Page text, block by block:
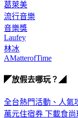
葛萊美
流行音樂
音樂獎
Laufey
林冰
AMatterofTime
◤放假去哪玩？◢
全台熱門活動、人氣
萬元住宿券 下載食尚